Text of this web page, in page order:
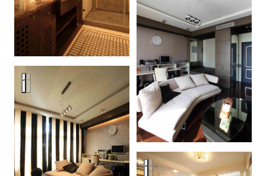
Аpatment in Moscow
Аpatment in Moscow